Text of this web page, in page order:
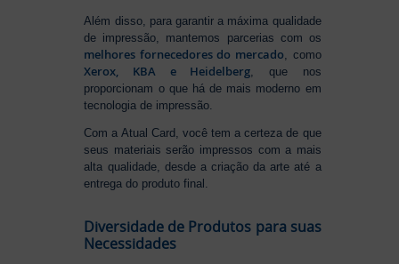
Além disso, para garantir a máxima qualidade
de impressão, mantemos parcerias com os
melhores fornecedores do mercado , como
Xerox, KBA e Heidelberg , que nos
proporcionam o que há de mais moderno em
tecnologia de impressão.
Com a Atual Card, você tem a certeza de que
seus materiais serão impressos com a mais
alta qualidade, desde a criação da arte até a
entrega do produto final.
Diversidade de Produtos para suas
Necessidades